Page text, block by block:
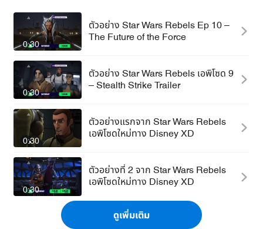
0:30
ตัวอย่าง Star Wars Rebels Ep 10 –
The Future of the Force
0:30
ตัวอย่าง Star Wars Rebels เอพิโซด 9
– Stealth Strike Trailer
0:30
ตัวอย่างแรกจาก Star Wars Rebels
เอพิโซดใหม่ทาง Disney XD
0:30
ตัวอย่างที่ 2 จาก Star Wars Rebels
เอพิโซดใหม่ทาง Disney XD
ดูเพิ่มเติม